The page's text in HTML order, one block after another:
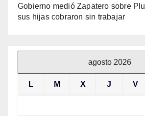
Gobierno medió Zapatero sobre
sus hijas cobraron sin trabajar
agosto 2026
L M X J V